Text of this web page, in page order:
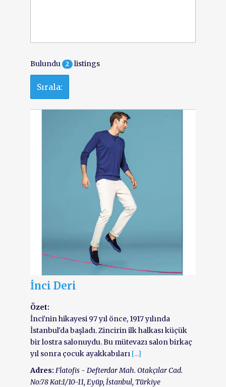
Bulundu 2 listings
Sırala:
İnci Deri
Özet:
İnci'nin hikayesi 97 yıl önce, 1917 yılında
İstanbul'da başladı. Zincirin ilk halkası küçük
bir lostra salonuydu. Bu mütevazı salon birkaç
yıl sonra çocuk ayakkabıları [...]
Adres: Flatofis - Defterdar Mah. Otakçılar Cad.
No:78 Kat:1/10-11, Eyüp, İstanbul, Türkiye